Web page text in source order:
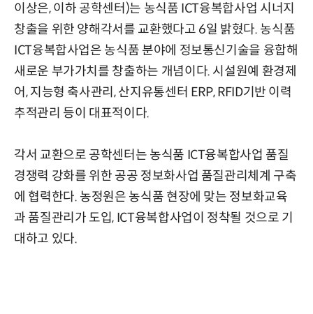
이상은, 이하 공학센터)는 농식품 ICT융복합사업 시너지
창출을 위한 양해각서를 교환했다고 6일 밝혔다. 농식품
ICT융복합사업은 농식품 분야에 정보통신기술을 융합해
새로운 부가가치를 창출하는 개념이다. 시설원예 환경제
어, 지능형 축사관리, 산지유통센터 ERP, RFID기반 이력
추적관리 등이 대표적이다.
각서 교환으로 공학센터는 농식품 ICT융복합사업 품질
경쟁력 강화를 위한 공공 정보화사업 품질관리체계 구축
에 협력한다. 농정원은 농식품 현장에 맞는 정보화교육
과 품질관리가 도입, ICT융복합사업이 정착될 것으로 기
대하고 있다.